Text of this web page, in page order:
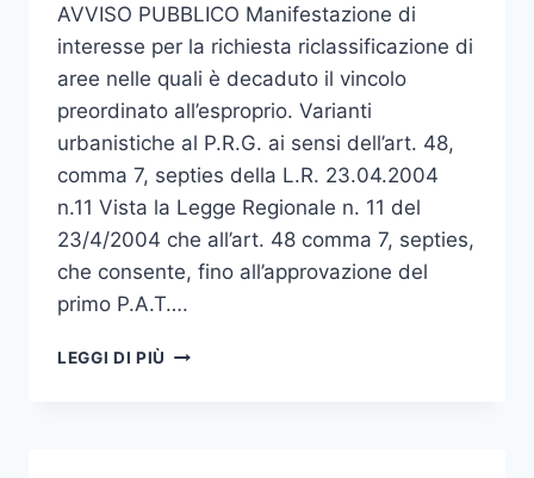
AVVISO PUBBLICO Manifestazione di
interesse per la richiesta riclassificazione di
aree nelle quali è decaduto il vincolo
preordinato all’esproprio. Varianti
urbanistiche al P.R.G. ai sensi dell’art. 48,
comma 7, septies della L.R. 23.04.2004
n.11 Vista la Legge Regionale n. 11 del
23/4/2004 che all’art. 48 comma 7, septies,
che consente, fino all’approvazione del
primo P.A.T….
LEGGI DI PIÙ MANIFESTAZIONE